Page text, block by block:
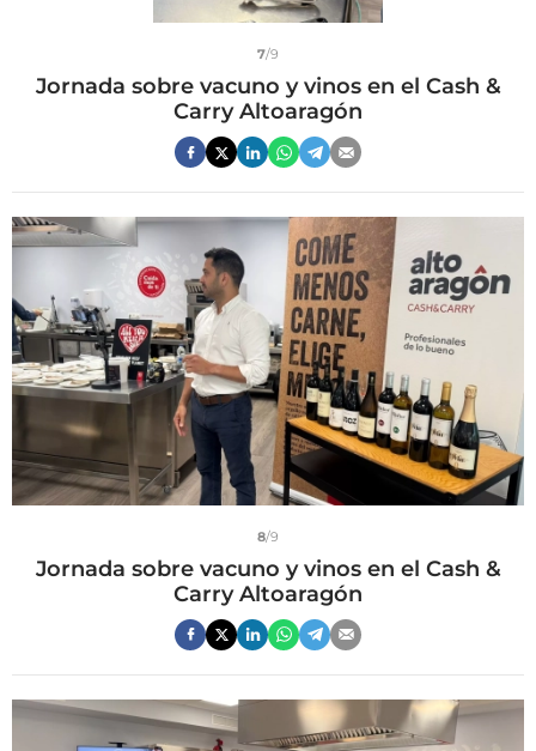
7/9
Jornada sobre vacuno y vinos en el Cash &
Carry Altoaragón
8/9
Jornada sobre vacuno y vinos en el Cash &
Carry Altoaragón